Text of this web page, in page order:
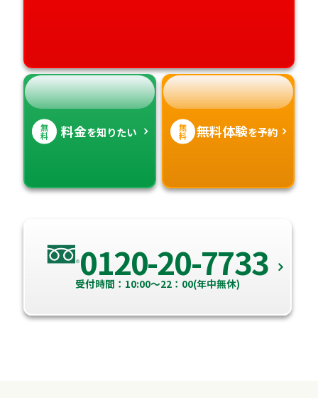
無
料 料金を知りたい 無
料 無料体験を予約
0120-20-7733
受付時間：10:00～22：00(年中無休)